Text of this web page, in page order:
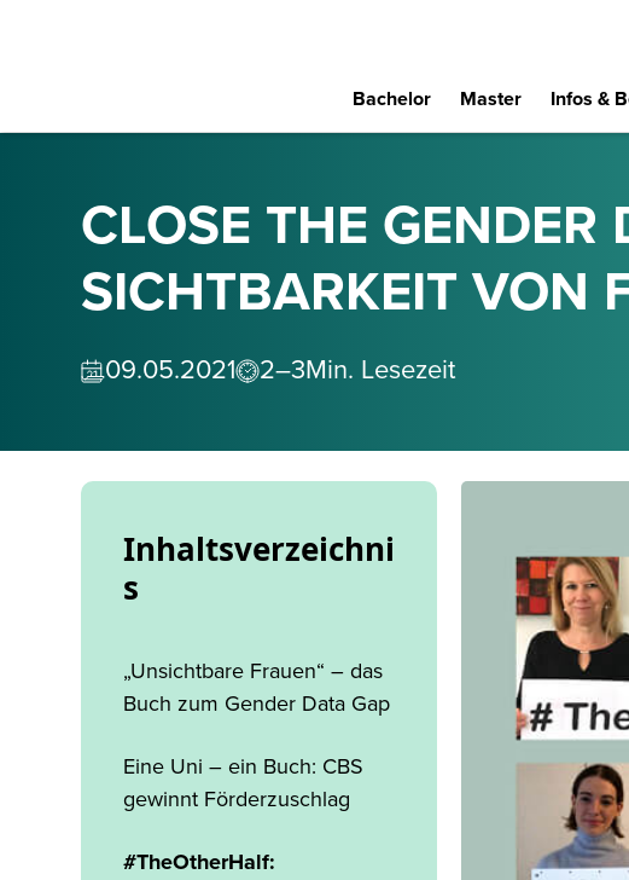
Bachelor Master Infos &
CLOSE THE
SICHTBARKEIT VON
09.05.2021 2–3Min. Lesezeit
Inhaltsverzeichni
s
„Unsichtbare Frauen“ – das
Buch zum Gender Data Gap
Eine Uni – ein Buch: CBS
gewinnt Förderzuschlag
#TheOtherHalf: